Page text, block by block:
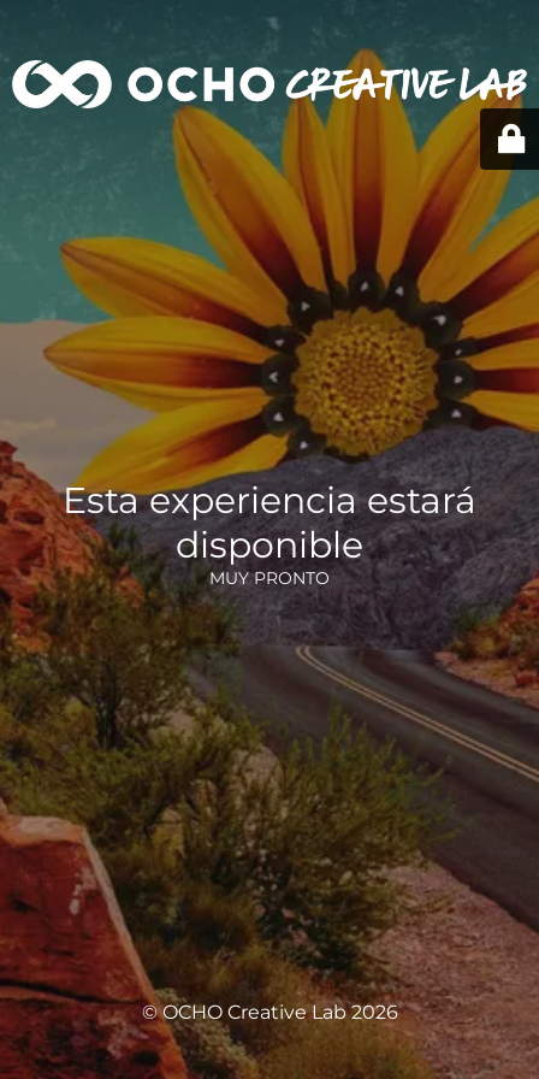
Esta experiencia estará
disponible
MUY PRONTO
© OCHO Creative Lab 2026